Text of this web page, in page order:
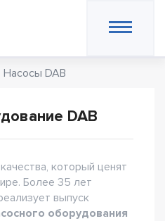
Насосы DAB
DAB
который ценят
Более 35 лет
выпуск
оборудования